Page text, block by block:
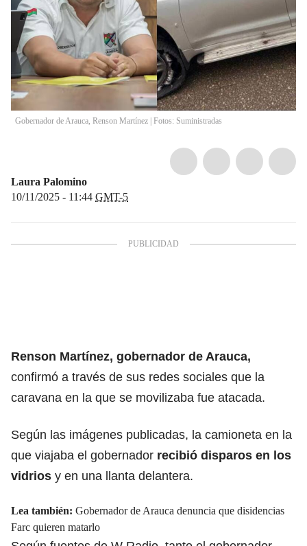
Gobernador de Arauca, Renson Martínez | Fotos: Suministradas
Laura Palomino
10/11/2025 - 11:44 GMT-5
Renson Martínez, gobernador de Arauca,
confirmó a través de sus redes sociales que la
caravana en la que se movilizaba fue atacada.
Según las imágenes publicadas, la camioneta en la
que viajaba el gobernador recibió disparos en los
vidrios y en una llanta delantera.
Lea también: Gobernador de Arauca denuncia que disidencias
Farc quieren matarlo